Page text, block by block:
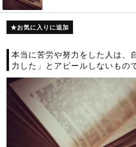
お気に入りに追加
本当に苦労や努力をした人は、
力した」とアピールしないもの